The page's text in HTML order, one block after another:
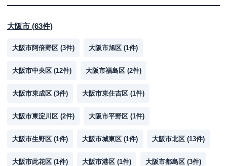
大阪市 (63件)
大阪市阿倍野区 (3件) 大阪市旭区 (1件)
大阪市中央区 (12件) 大阪市福島区 (2件)
大阪市東成区 (3件) 大阪市東住吉区 (1件)
大阪市東淀川区 (2件) 大阪市平野区 (1件)
大阪市生野区 (1件) 大阪市城東区 (1件) 大阪市北区 (13件)
大阪市此花区 (1件) 大阪市港区 (1件) 大阪市都島区 (3件)